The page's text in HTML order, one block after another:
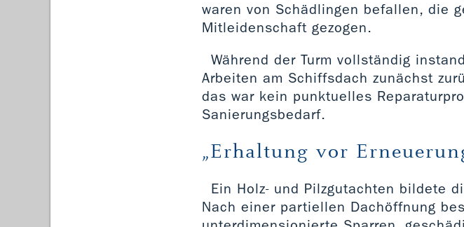
waren von Schädlingen befallen, die
Mitleidenschaft gezogen.
Während der Turm vollständig
Arbeiten am Schiffsdach zunächst
das war kein punktuelles
Sanierungsbedarf.
„Erhaltung vor
Ein Holz- und Pilzgutachten bildete
Nach einer partiellen Dachöffnung